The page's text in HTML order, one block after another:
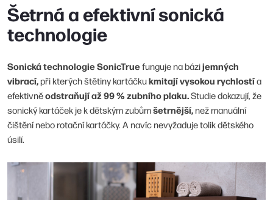
Šetrná a efektivní sonická
technologie
Sonická technologie SonicTruefunguje na bázijemných
vibrací,při kterých štětiny kartáčkukmitají vysokou rychlostía
efektivněodstraňují až 99 % zubního plaku.Studie dokazují, že
sonický kartáček je k dětským zubůmšetrnější,než manuální
čištění nebo rotační kartáčky. A navíc nevyžaduje tolik dětského
úsilí.